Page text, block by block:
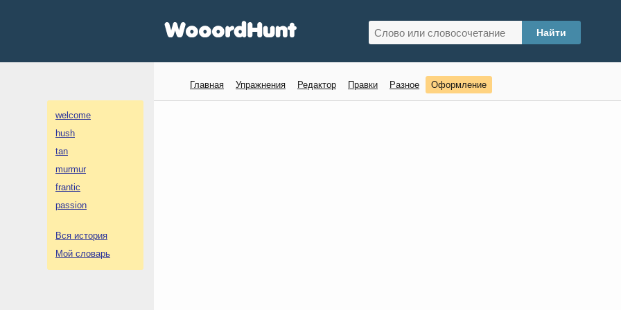
welcome
hush
tan
murmur
frantic
passion
Вся история
Мой словарь
Главная Упражнения Редактор Правки Разное Оформление